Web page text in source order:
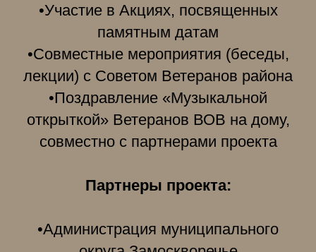
•Участие в Акциях, посвященных
памятным датам
•Совместные мероприятия (беседы,
лекции) с Советом Ветеранов района
•Поздравление «Музыкальной
открыткой» Ветеранов ВОВ на дому,
совместно с партнерами проекта
Партнеры проекта:
•Администрация муниципального